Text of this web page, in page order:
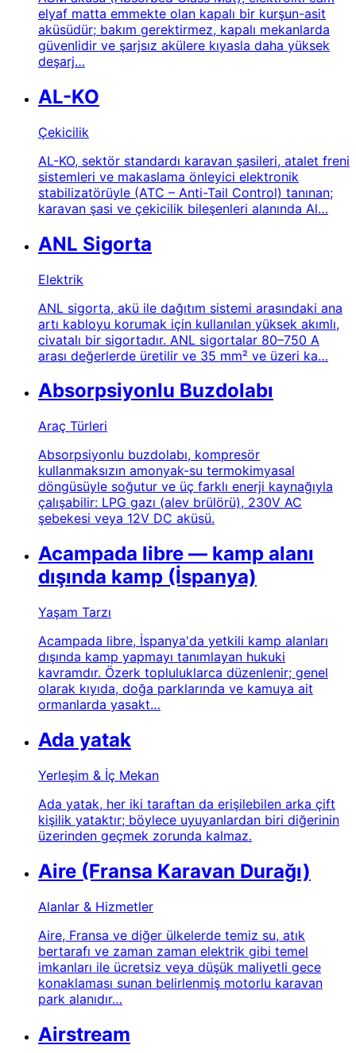
elyaf matta emmekte olan kapalı bir kurşun-asit
aküsüdür; bakım gerektirmez, kapalı mekanlarda
güvenlidir ve şarjsız akülere kıyasla daha yüksek
deşarj…
AL-KO
Çekicilik
AL-KO, sektör standardı karavan şasileri, atalet freni
sistemleri ve makaslama önleyici elektronik
stabilizatörüyle (ATC – Anti-Tail Control) tanınan;
karavan şasi ve çekicilik bileşenleri alanında Al…
ANL Sigorta
Elektrik
ANL sigorta, akü ile dağıtım sistemi arasındaki ana
artı kabloyu korumak için kullanılan yüksek akımlı,
civatalı bir sigortadır. ANL sigortalar 80–750 A
arası değerlerde üretilir ve 35 mm² ve üzeri ka…
Absorpsiyonlu Buzdolabı
Araç Türleri
Absorpsiyonlu buzdolabı, kompresör
kullanmaksızın amonyak-su termokimyasal
döngüsüyle soğutur ve üç farklı enerji kaynağıyla
çalışabilir: LPG gazı (alev brülörü), 230V AC
şebekesi veya 12V DC aküsü.
Acampada libre — kamp alanı
dışında kamp (İspanya)
Yaşam Tarzı
Acampada libre, İspanya'da yetkili kamp alanları
dışında kamp yapmayı tanımlayan hukuki
kavramdır. Özerk topluluklarca düzenlenir; genel
olarak kıyıda, doğa parklarında ve kamuya ait
ormanlarda yasakt…
Ada yatak
Yerleşim & İç Mekan
Ada yatak, her iki taraftan da erişilebilen arka çift
kişilik yataktır; böylece uyuyanlardan biri diğerinin
üzerinden geçmek zorunda kalmaz.
Aire (Fransa Karavan Durağı)
Alanlar & Hizmetler
Aire, Fransa ve diğer ülkelerde temiz su, atık
bertarafı ve zaman zaman elektrik gibi temel
imkanları ile ücretsiz veya düşük maliyetli gece
konaklaması sunan belirlenmiş motorlu karavan
park alanıdır…
Airstream